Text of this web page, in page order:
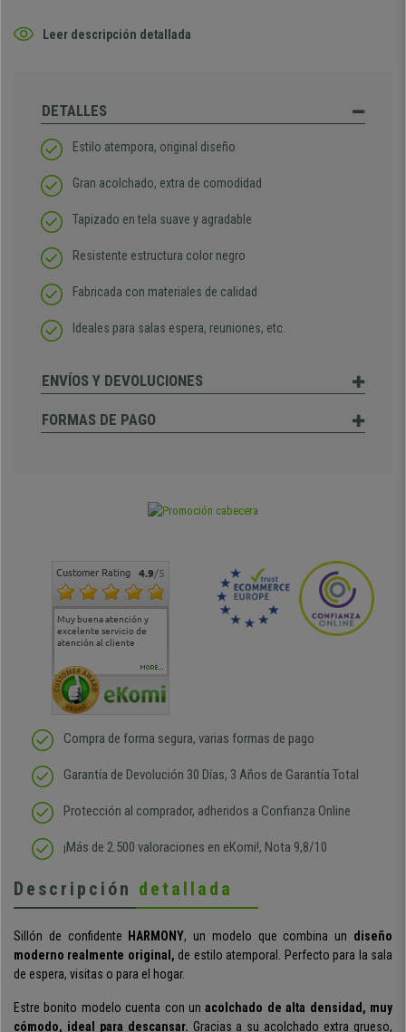
Leer descripción detallada
DETALLES
Estilo atempora, original diseño
Gran acolchado, extra de comodidad
Tapizado en tela suave y agradable
Resistente estructura color negro
Fabricada con materiales de calidad
Ideales para salas espera, reuniones, etc.
ENVÍOS Y DEVOLUCIONES
FORMAS DE PAGO
Customer Rating 4.9/5
Muy buena atención y
excelente servicio de
atención al cliente
Muy buena atención de
cara al asesoramiento
Si estoy contento
MORE...
Compra de forma segura, varias formas de pago
Garantía de Devolución 30 Días, 3 Años de Garantía Total
Protección al comprador, adheridos a Confianza Online
¡Más de 2.500 valoraciones en eKomi!, Nota 9,8/10
Descripción detallada
Sillón de confidente HARMONY, un modelo que combina un diseño
moderno realmente original, de estilo atemporal. Perfecto para la sala
de espera, visitas o para el hogar.
Estre bonito modelo cuenta con unacolchado de alta densidad, muy
cómodo, ideal para descansar. Gracias a su acolchado extra grueso,